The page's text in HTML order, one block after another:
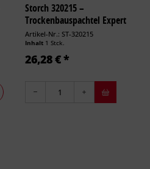
Storch 320215 –
Trockenbauspachtel Expert
150 mm
Artikel-Nr.: ST-320215
Inhalt 1 Stck.
26,28 € *